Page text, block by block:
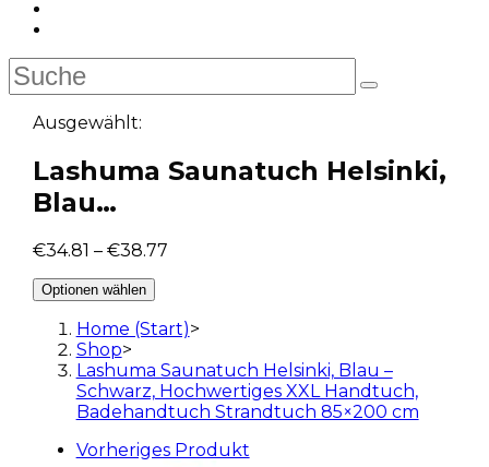
Ausgewählt:
Lashuma Saunatuch Helsinki,
Blau…
€34.81 – €38.77
Optionen wählen
Home (Start)>
Shop>
Lashuma Saunatuch Helsinki, Blau –
Schwarz, Hochwertiges XXL Handtuch,
Badehandtuch Strandtuch 85×200 cm
Vorheriges Produkt